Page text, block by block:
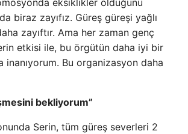
eksiklikler olduğunu
biraz zayıfız. Güreş güreşi yağlı
zayıftır. Ama her zaman genç
etkisi ile, bu örgütün daha iyi bir
inanıyorum. Bu organizasyon daha
bekliyorum”
Serin, tüm güreş severleri 2